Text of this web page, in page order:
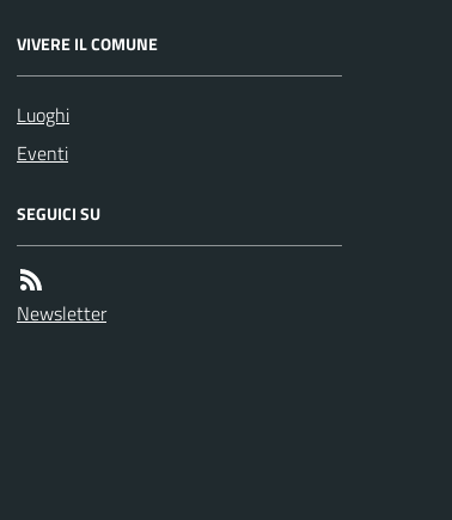
VIVERE IL COMUNE
Luoghi
Eventi
SEGUICI SU
Newsletter